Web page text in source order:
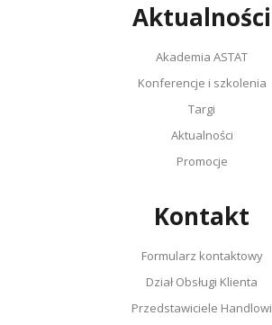
Aktualności
Akademia ASTAT
Konferencje i szkolenia
Targi
Aktualności
Promocje
Kontakt
Formularz kontaktowy
Dział Obsługi Klienta
Przedstawiciele Handlowi